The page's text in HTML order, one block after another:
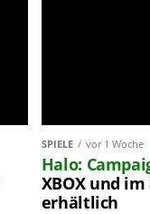
SPIELE vor 1 Woche
Halo:
XBOX und im
erhältlich